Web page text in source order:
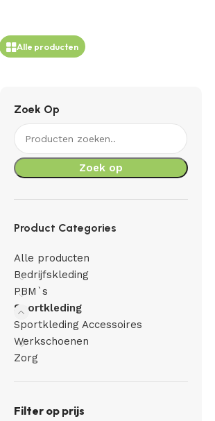
Alle producten
Zoek Op
Zoek op
Product Categories
Alle producten
Bedrijfskleding
PBM`s
Sportkleding
Sportkleding Accessoires
Werkschoenen
Zorg
Filter op prijs